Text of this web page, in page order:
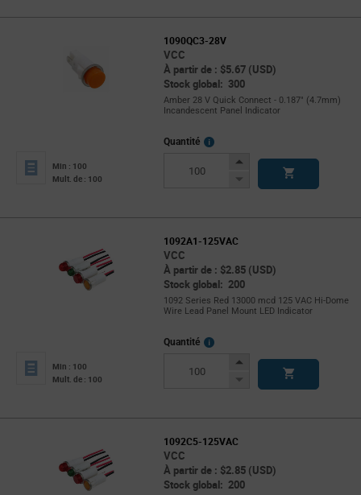
1090QC3-28V
VCC
À partir de : $5.67 (USD)
Stock global: 300
Amber 28 V Quick Connect - 0.187" (4.7mm)
Incandescent Panel Indicator
Min : 100
Mult. de : 100
Quantité
More
Increase
Decrease
1092A1-125VAC
VCC
À partir de : $2.85 (USD)
Stock global: 200
1092 Series Red 13000 mcd 125 VAC Hi-Dome
Wire Lead Panel Mount LED Indicator
Min : 100
Mult. de : 100
Quantité
More
Increase
Decrease
1092C5-125VAC
VCC
À partir de : $2.85 (USD)
Stock global: 200